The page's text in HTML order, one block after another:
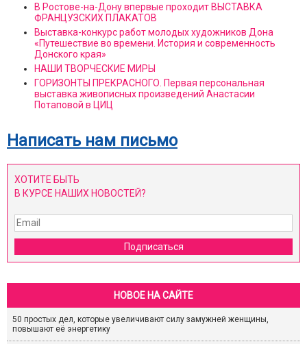
В Ростове-на-Дону впервые проходит ВЫСТАВКА
ФРАНЦУЗСКИХ ПЛАКАТОВ
Выставка-конкурс работ молодых художников Дона
«Путешествие во времени. История и современность
Донского края»
НАШИ ТВОРЧЕСКИЕ МИРЫ
ГОРИЗОНТЫ ПРЕКРАСНОГО. Первая персональная
выставка живописных произведений Анастасии
Потаповой в ЦИЦ
Написать нам письмо
ХОТИТЕ БЫТЬ
В КУРСЕ НАШИХ НОВОСТЕЙ?
Подписаться
НОВОЕ НА САЙТЕ
50 простых дел, которые увеличивают силу замужней женщины,
повышают её энергетику